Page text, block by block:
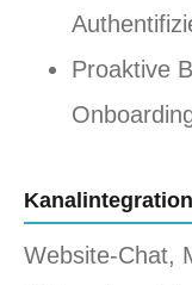
Proaktive
Website-Chat,